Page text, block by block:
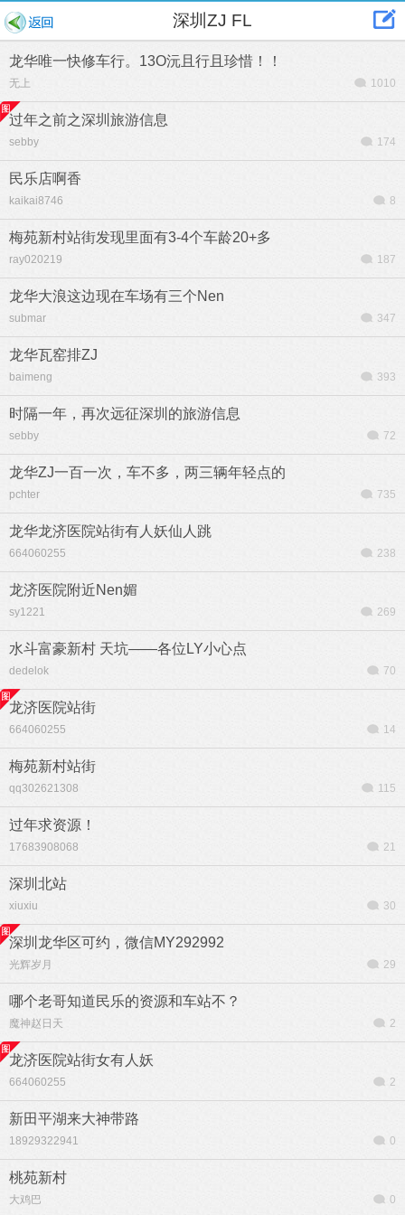
深圳ZJ FL
龙华唯一快修车行。13O沅且行且珍惜！！
无上 1010
过年之前之深圳旅游信息
sebby 174
民乐店啊香
kaikai8746 8
梅苑新村站街发现里面有3-4个车龄20+多
ray020219 187
龙华大浪这边现在车场有三个Nen
submar 347
龙华瓦窑排ZJ
baimeng 393
时隔一年，再次远征深圳的旅游信息
sebby 72
龙华ZJ一百一次，车不多，两三辆年轻点的
pchter 735
龙华龙济医院站街有人妖仙人跳
664060255 238
龙济医院附近Nen媚
sy1221 269
水斗富豪新村 天坑——各位LY小心点
dedelok 70
龙济医院站街
664060255 14
梅苑新村站街
qq302621308 115
过年求资源！
17683908068 21
深圳北站
xiuxiu 30
深圳龙华区可约，微信MY292992
光辉岁月 29
哪个老哥知道民乐的资源和车站不？
魔神赵日天 2
龙济医院站街女有人妖
664060255 2
新田平湖来大神带路
18929322941 0
桃苑新村
大鸡巴 0